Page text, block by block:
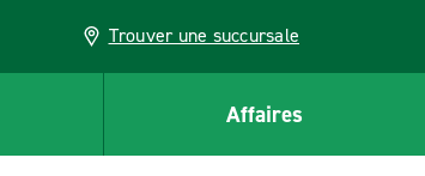
Trouver une succursale
Affaires